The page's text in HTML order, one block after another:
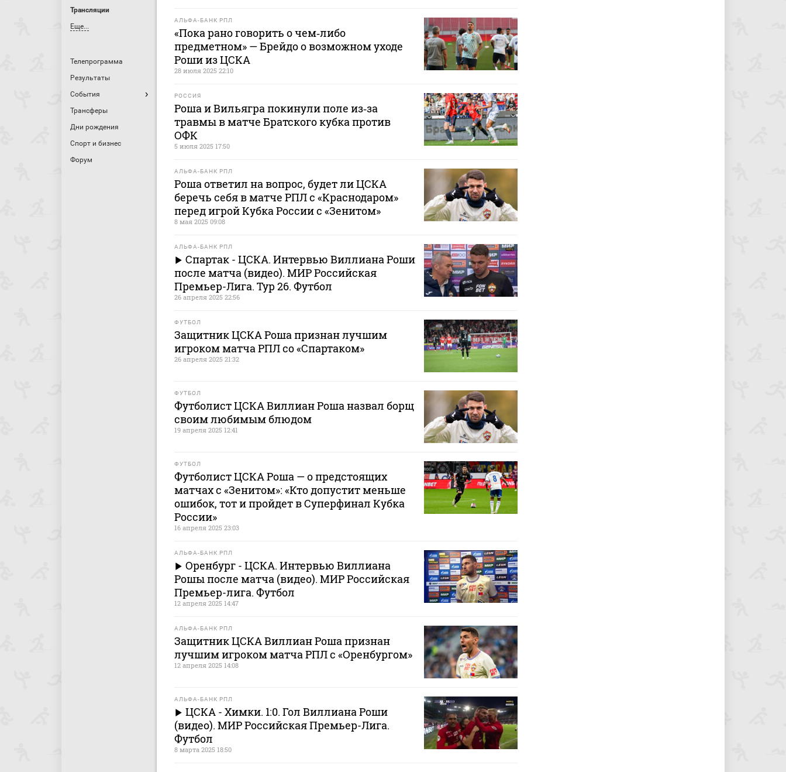
Трансляции
Еще...
Телепрограмма
Результаты
События
Трансферы
Дни рождения
Спорт и бизнес
Форум
АЛЬФА-БАНК РПЛ
«Пока рано говорить о чем‑либо
предметном» — Брейдо о возможном уходе
Роши из ЦСКА
28 июля 2025 22:10
РОССИЯ
Роша и Вильягра покинули поле из‑за
травмы в матче Братского кубка против
ОФК
5 июля 2025 17:50
АЛЬФА-БАНК РПЛ
Роша ответил на вопрос, будет ли ЦСКА
беречь себя в матче РПЛ с «Краснодаром»
перед игрой Кубка России с «Зенитом»
8 мая 2025 09:08
АЛЬФА-БАНК РПЛ
Спартак - ЦСКА. Интервью Виллиана Роши
после матча (видео). МИР Российская
Премьер-Лига. Тур 26. Футбол
26 апреля 2025 22:56
ФУТБОЛ
Защитник ЦСКА Роша признан лучшим
игроком матча РПЛ со «Спартаком»
26 апреля 2025 21:32
ФУТБОЛ
Футболист ЦСКА Виллиан Роша назвал борщ
своим любимым блюдом
19 апреля 2025 12:41
ФУТБОЛ
Футболист ЦСКА Роша — о предстоящих
матчах с «Зенитом»: «Кто допустит меньше
ошибок, тот и пройдет в Суперфинал Кубка
России»
16 апреля 2025 23:03
АЛЬФА-БАНК РПЛ
Оренбург - ЦСКА. Интервью Виллиана
Рошы после матча (видео). МИР Российская
Премьер-лига. Футбол
12 апреля 2025 14:47
АЛЬФА-БАНК РПЛ
Защитник ЦСКА Виллиан Роша признан
лучшим игроком матча РПЛ с «Оренбургом»
12 апреля 2025 14:08
АЛЬФА-БАНК РПЛ
ЦСКА - Химки. 1:0. Гол Виллиана Роши
(видео). МИР Российская Премьер-Лига.
Футбол
8 марта 2025 18:50